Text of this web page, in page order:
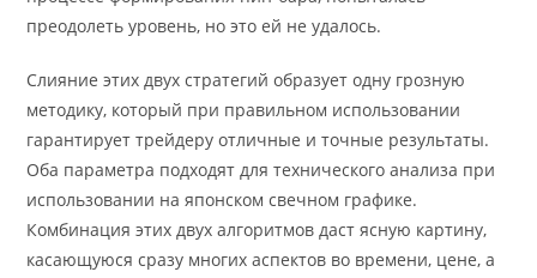
преодолеть уровень, но это ей не удалось.
Слияние этих двух стратегий образует одну грозную
методику, который при правильном использовании
гарантирует трейдеру отличные и точные результаты.
Оба параметра подходят для технического анализа при
использовании на японском свечном графике.
Комбинация этих двух алгоритмов даст ясную картину,
касающуюся сразу многих аспектов во времени, цене, а